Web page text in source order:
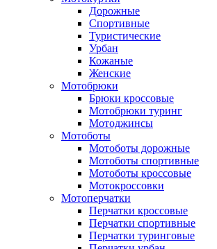
Дорожные
Спортивные
Туристические
Урбан
Кожаные
Женские
Мотобрюки
Брюки кроссовые
Мотобрюки туринг
Мотоджинсы
Мотоботы
Мотоботы дорожные
Мотоботы спортивные
Мотоботы кроссовые
Мотокроссовки
Мотоперчатки
Перчатки кроссовые
Перчатки спортивные
Перчатки туринговые